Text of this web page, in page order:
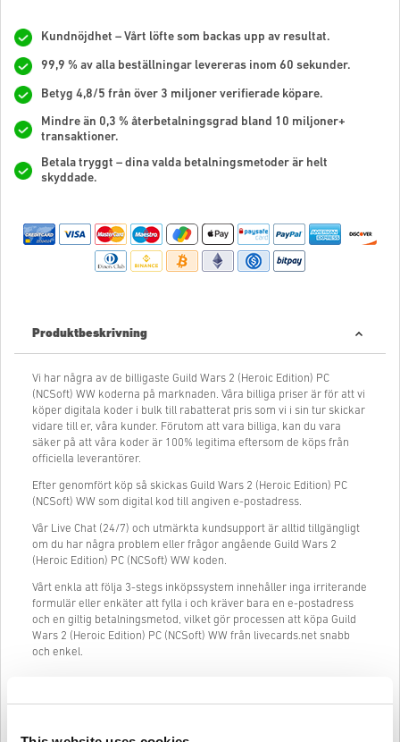
Kundnöjdhet – Vårt löfte som backas upp av resultat.
99,9 % av alla beställningar levereras inom 60 sekunder.
Betyg 4,8/5 från över 3 miljoner verifierade köpare.
Mindre än 0,3 % återbetalningsgrad bland 10 miljoner+
transaktioner.
Betala tryggt – dina valda betalningsmetoder är helt
skyddade.
Produktbeskrivning
Vi har några av de billigaste Guild Wars 2 (Heroic Edition) PC
(NCSoft) WW koderna på marknaden. Våra billiga priser är för att vi
köper digitala koder i bulk till rabatterat pris som vi i sin tur skickar
vidare till er, våra kunder. Förutom att vara billiga, kan du vara
säker på att våra koder är 100% legitima eftersom de köps från
officiella leverantörer.
Efter genomfört köp så skickas Guild Wars 2 (Heroic Edition) PC
(NCSoft) WW som digital kod till angiven e-postadress.
Vår Live Chat (24/7) och utmärkta kundsupport är alltid tillgängligt
om du har några problem eller frågor angående Guild Wars 2
(Heroic Edition) PC (NCSoft) WW koden.
Vårt enkla att följa 3-stegs inköpssystem innehåller inga irriterande
formulär eller enkäter att fylla i och kräver bara en e-postadress
och en giltig betalningsmetod, vilket gör processen att köpa Guild
Wars 2 (Heroic Edition) PC (NCSoft) WW från livecards.net snabb
och enkel.